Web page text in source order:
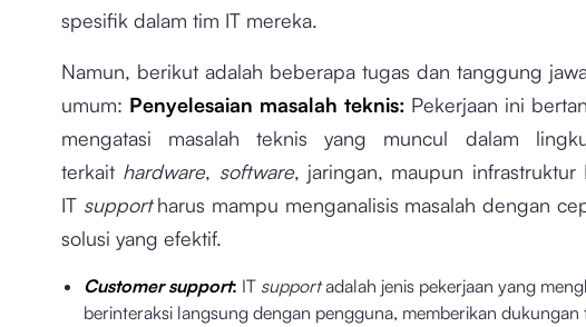
spesifik dalam tim IT mereka.
Namun, berikut adalah beberapa tugas dan tanggung
umum: Penyelesaian masalah teknis: Pekerjaan ini
mengatasi masalah teknis yang muncul dalam
terkait hardware, software, jaringan, maupun infrastruktur
IT supportharus mampu menganalisis masalah dengan
solusi yang efektif.
Customer support: IT supportadalah jenis pekerjaan yang
berinteraksi langsung dengan pengguna, memberikan dukungan